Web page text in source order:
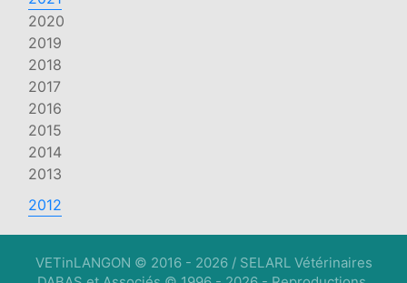
2020
2019
2018
2017
2016
2015
2014
2013
2012
VETinLANGON © 2016 - 2026 / SELARL Vétérinaires